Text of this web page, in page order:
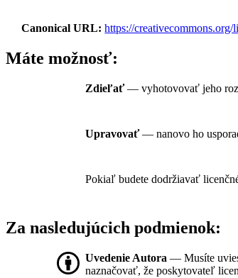
Canonical URL https://creativecommons.org/
Máte možnosť:
Zdieľať— vyhotovovať jeho
Upravovať— nanovo ho
Pokiaľ budete dodržiavať
Za nasledujúcich podmienok:
Uvedenie Autora — Musíte
naznačovať, že poskytovateľ